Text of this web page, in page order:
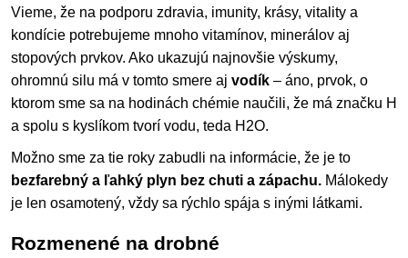
Vieme, že na podporu zdravia, imunity, krásy, vitality a
kondície potrebujeme mnoho vitamínov, minerálov aj
stopových prvkov. Ako ukazujú najnovšie výskumy,
ohromnú silu má v tomto smere aj vodík – áno, prvok, o
ktorom sme sa na hodinách chémie naučili, že má značku H
a spolu s kyslíkom tvorí vodu, teda H2O.
Možno sme za tie roky zabudli na informácie, že je to
bezfarebný a ľahký plyn bez chuti a zápachu. Málokedy
je len osamotený, vždy sa rýchlo spája s inými látkami.
Rozmenené na drobné